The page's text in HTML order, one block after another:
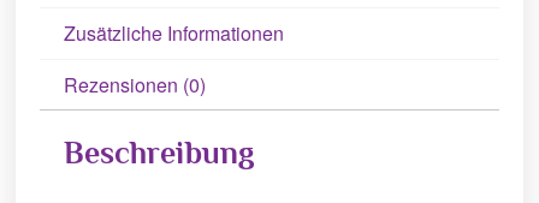
Zusätzliche Informationen
Rezensionen (0)
Beschreibung